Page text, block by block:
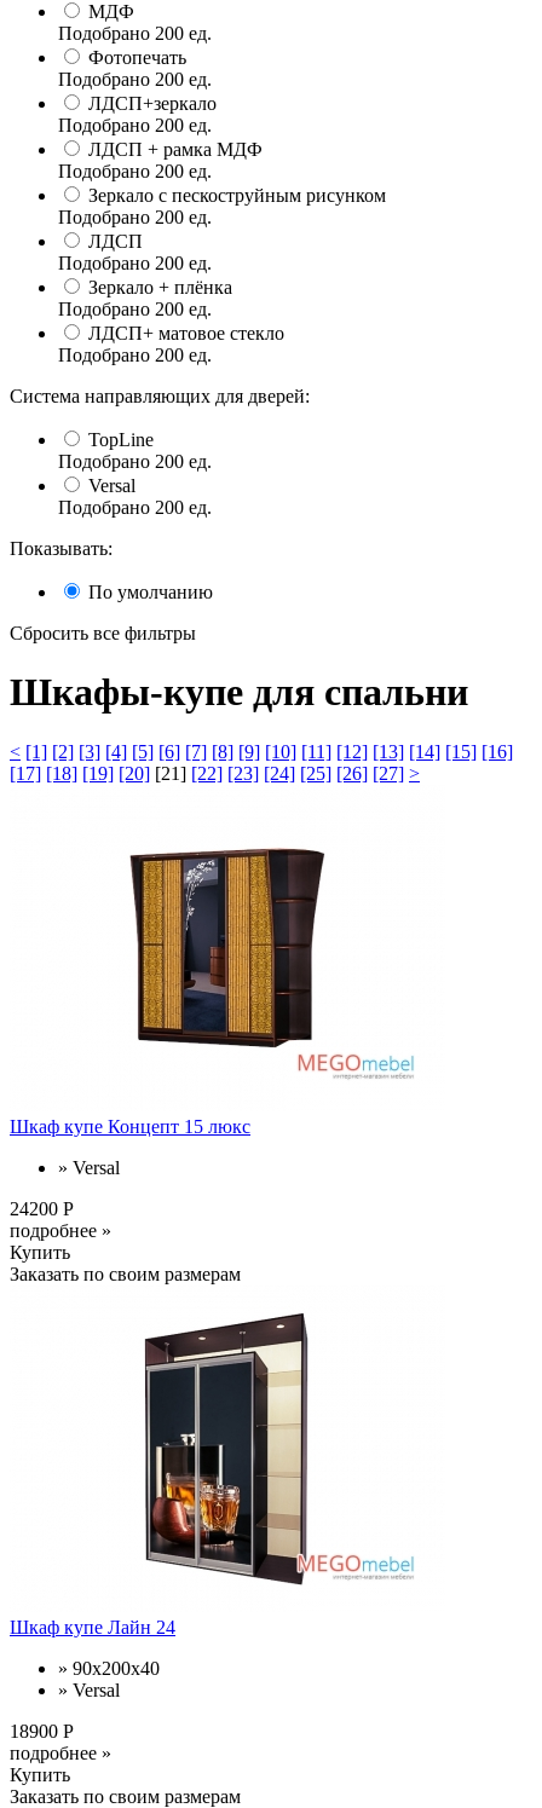
МДФ
Подобрано 200 ед.
Фотопечать
Подобрано 200 ед.
ЛДСП+зеркало
Подобрано 200 ед.
ЛДСП + рамка МДФ
Подобрано 200 ед.
Зеркало с пескоструйным рисунком
Подобрано 200 ед.
ЛДСП
Подобрано 200 ед.
Зеркало + плёнка
Подобрано 200 ед.
ЛДСП+ матовое стекло
Подобрано 200 ед.
Система направляющих для дверей:
TopLine
Подобрано 200 ед.
Versal
Подобрано 200 ед.
Показывать:
По умолчанию
Сбросить все фильтры
Шкафы-купе для спальни
< [1] [2] [3] [4] [5] [6] [7] [8] [9] [10] [11] [12] [13] [14] [15] [16]
[17] [18] [19] [20] [21] [22] [23] [24] [25] [26] [27] >
Шкаф купе Концепт 15 люкс
» Versal
24200 Р
подробнее »
Купить
Заказать по своим размерам
Шкаф купе Лайн 24
» 90x200x40
» Versal
18900 Р
подробнее »
Купить
Заказать по своим размерам